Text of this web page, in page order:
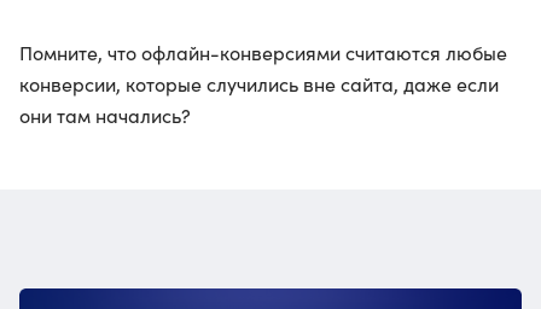
Помните, что офлайн-конверсиями считаются любые
конверсии, которые случились вне сайта, даже если
они там начались?